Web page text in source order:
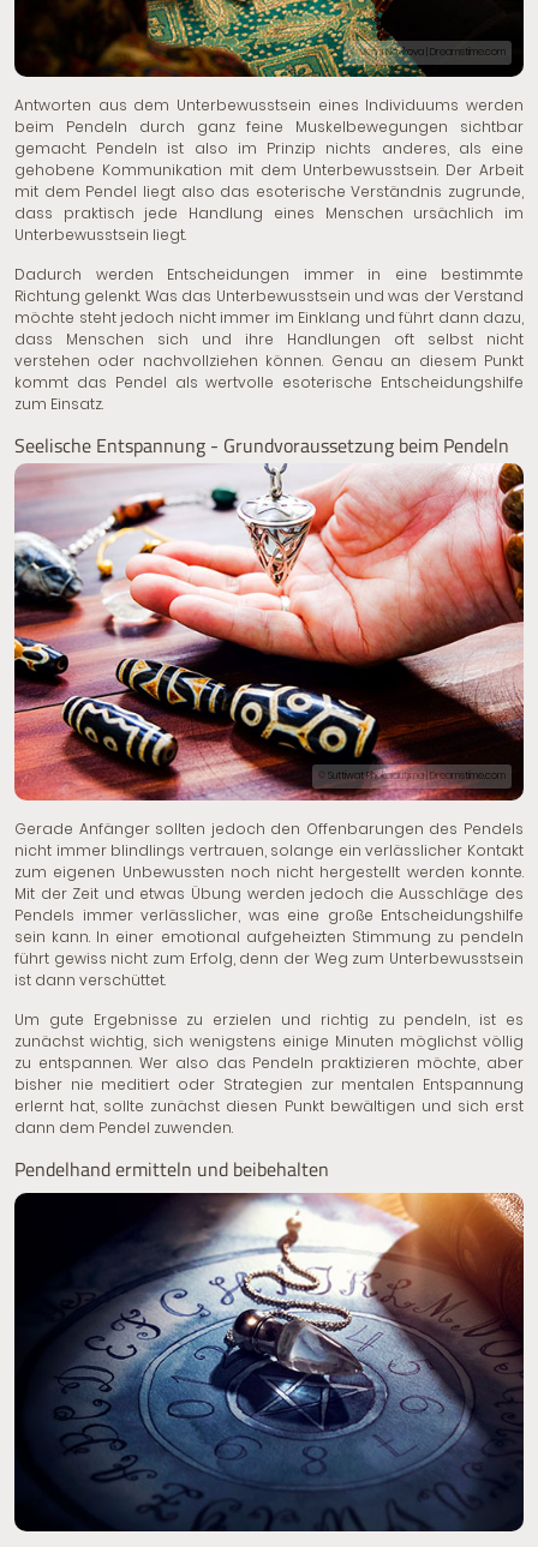
© Maria Novikova | Dreamstime.com
Antworten aus dem Unterbewusstsein eines Individuums werden
beim Pendeln durch ganz feine Muskelbewegungen sichtbar
gemacht. Pendeln ist also im Prinzip nichts anderes, als eine
gehobene Kommunikation mit dem Unterbewusstsein. Der Arbeit
mit dem Pendel liegt also das esoterische Verständnis zugrunde,
dass praktisch jede Handlung eines Menschen ursächlich im
Unterbewusstsein liegt.
Dadurch werden Entscheidungen immer in eine bestimmte
Richtung gelenkt. Was das Unterbewusstsein und was der Verstand
möchte steht jedoch nicht immer im Einklang und führt dann dazu,
dass Menschen sich und ihre Handlungen oft selbst nicht
verstehen oder nachvollziehen können. Genau an diesem Punkt
kommt das Pendel als wertvolle esoterische Entscheidungshilfe
zum Einsatz.
Seelische Entspannung - Grundvoraussetzung beim Pendeln
© Suttiwat Phokaiautjima | Dreamstime.com
Gerade Anfänger sollten jedoch den Offenbarungen des Pendels
nicht immer blindlings vertrauen, solange ein verlässlicher Kontakt
zum eigenen Unbewussten noch nicht hergestellt werden konnte.
Mit der Zeit und etwas Übung werden jedoch die Ausschläge des
Pendels immer verlässlicher, was eine große Entscheidungshilfe
sein kann. In einer emotional aufgeheizten Stimmung zu pendeln
führt gewiss nicht zum Erfolg, denn der Weg zum Unterbewusstsein
ist dann verschüttet.
Um gute Ergebnisse zu erzielen und richtig zu pendeln, ist es
zunächst wichtig, sich wenigstens einige Minuten möglichst völlig
zu entspannen. Wer also das Pendeln praktizieren möchte, aber
bisher nie meditiert oder Strategien zur mentalen Entspannung
erlernt hat, sollte zunächst diesen Punkt bewältigen und sich erst
dann dem Pendel zuwenden.
Pendelhand ermitteln und beibehalten